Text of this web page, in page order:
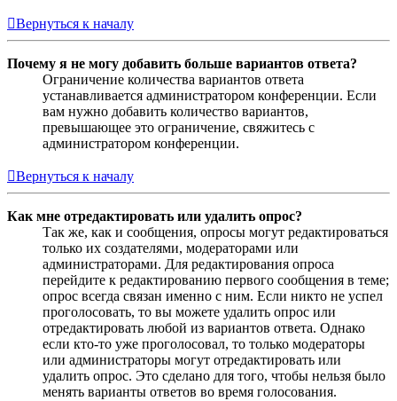
Вернуться к началу
Почему я не могу добавить больше вариантов ответа?
Ограничение количества вариантов ответа
устанавливается администратором конференции. Если
вам нужно добавить количество вариантов,
превышающее это ограничение, свяжитесь с
администратором конференции.
Вернуться к началу
Как мне отредактировать или удалить опрос?
Так же, как и сообщения, опросы могут редактироваться
только их создателями, модераторами или
администраторами. Для редактирования опроса
перейдите к редактированию первого сообщения в теме;
опрос всегда связан именно с ним. Если никто не успел
проголосовать, то вы можете удалить опрос или
отредактировать любой из вариантов ответа. Однако
если кто-то уже проголосовал, то только модераторы
или администраторы могут отредактировать или
удалить опрос. Это сделано для того, чтобы нельзя было
менять варианты ответов во время голосования.